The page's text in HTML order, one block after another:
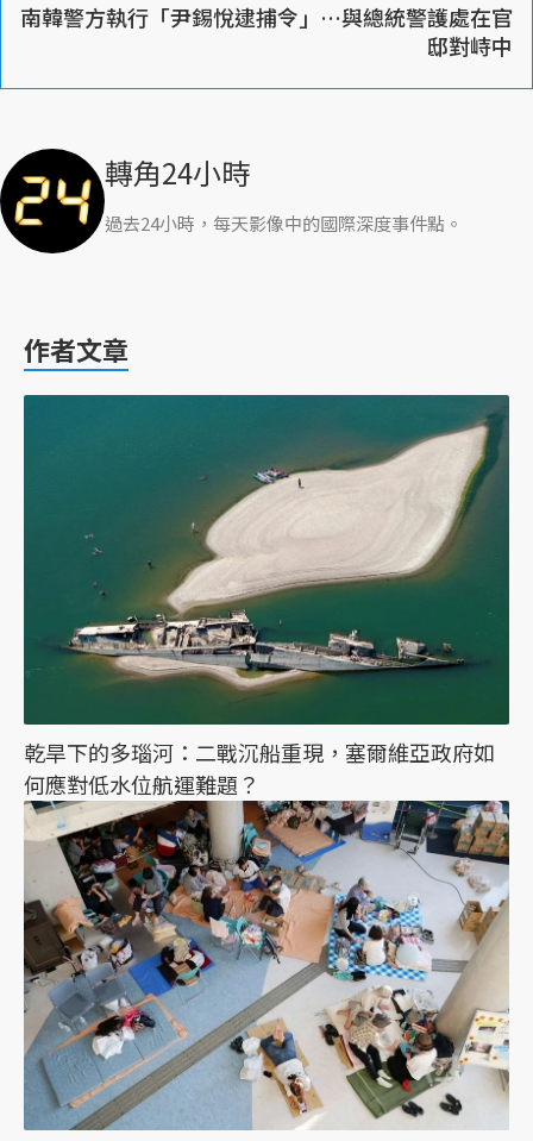
南韓警方執行「尹錫悅逮捕令」…與總統警護處在官
邸對峙中
轉角24小時
過去24小時，每天影像中的國際深度事件點。
作者文章
乾旱下的多瑙河：二戰沉船重現，塞爾維亞政府如
何應對低水位航運難題？